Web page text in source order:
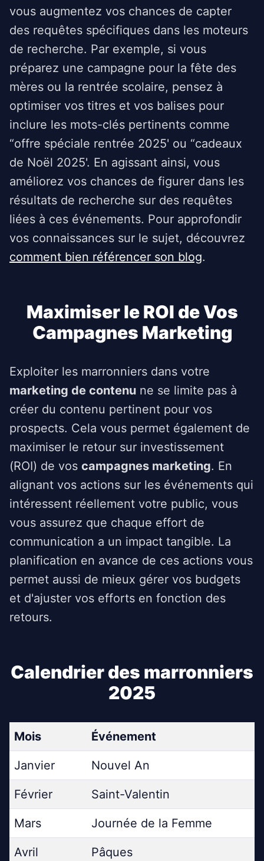
vous augmentez vos chances de capter
des requêtes spécifiques dans les moteurs
de recherche. Par exemple, si vous
préparez une campagne pour la fête des
mères ou la rentrée scolaire, pensez à
optimiser vos titres et vos balises pour
inclure les mots-clés pertinents comme
“offre spéciale rentrée 2025' ou “cadeaux
de Noël 2025'. En agissant ainsi, vous
améliorez vos chances de figurer dans les
résultats de recherche sur des requêtes
liées à ces événements. Pour approfondir
vos connaissances sur le sujet, découvrez
comment bien référencer son blog.
Maximiser le ROI de Vos
Campagnes Marketing
Exploiter les marronniers dans votre
marketing de contenu ne se limite pas à
créer du contenu pertinent pour vos
prospects. Cela vous permet également de
maximiser le retour sur investissement
(ROI) de vos campagnes marketing. En
alignant vos actions sur les événements qui
intéressent réellement votre public, vous
vous assurez que chaque effort de
communication a un impact tangible. La
planification en avance de ces actions vous
permet aussi de mieux gérer vos budgets
et d'ajuster vos efforts en fonction des
retours.
Calendrier des marronniers
2025
Mois Événement
Janvier Nouvel An
Février Saint-Valentin
Mars Journée de la Femme
Avril Pâques